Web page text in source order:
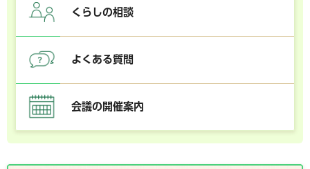
くらしの相談
よくある質問
会議の開催案内